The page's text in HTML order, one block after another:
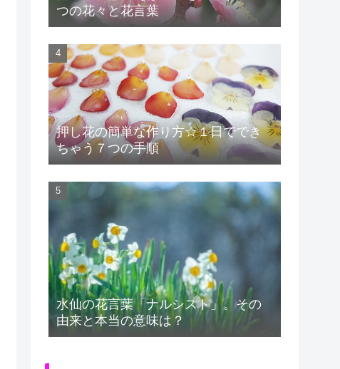
つの花々と花言葉
押し花の簡単な作り方☆１日ででき
ちゃう７つの手順
水仙の花言葉「ナルシスト」。その
由来と本当の意味は？